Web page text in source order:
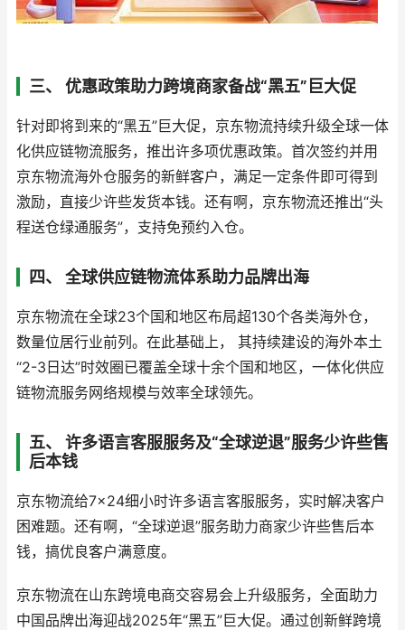
三、 优惠政策助力跨境商家备战“黑五”巨大促
针对即将到来的“黑五”巨大促，京东物流持续升级全球一体
化供应链物流服务，推出许多项优惠政策。首次签约并用
京东物流海外仓服务的新鲜客户，满足一定条件即可得到
激励，直接少许些发货本钱。还有啊，京东物流还推出“头
程送仓绿通服务”，支持免预约入仓。
四、 全球供应链物流体系助力品牌出海
京东物流在全球23个国和地区布局超130个各类海外仓，
数量位居行业前列。在此基础上， 其持续建设的海外本土
“2-3日达”时效圈已覆盖全球十余个国和地区，一体化供应
链物流服务网络规模与效率全球领先。
五、 许多语言客服服务及“全球逆退”服务少许些售
后本钱
京东物流给7×24细小时许多语言客服服务，实时解决客户
困难题。还有啊，“全球逆退”服务助力商家少许些售后本
钱，搞优良客户满意度。
京东物流在山东跨境电商交容易会上升级服务，全面助力
中国品牌出海迎战2025年“黑五”巨大促。通过创新鲜跨境